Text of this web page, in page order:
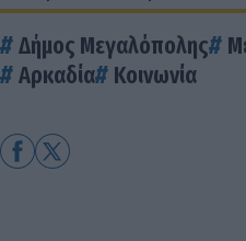
Δήμος Μεγαλόπολης
Αρκαδία
Κοινωνία